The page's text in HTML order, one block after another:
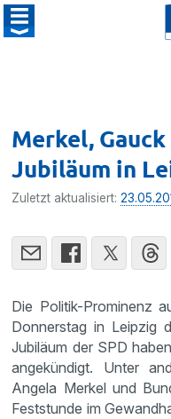
Merkel, Gauck
Jubiläum in
Zuletzt aktualisiert:
Die Politik-Promi­nenz
Donnerstag in Leipzig
Jubiläum der SPD
angekün­digt. Unter
Angela Merkel und
Feststunde im